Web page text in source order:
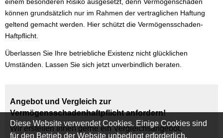
einem besonderen Risiko ausgesetzt, denn Vermögenschäden
können grundsätzlich nur im Rahmen der vertraglichen Haftung
geltend gemacht werden. Hier schützt die Vermögensschaden-
Haftpﬂicht.
Überlassen Sie Ihre betriebliche Existenz nicht glücklichen
Umständen. Lassen Sie sich jetzt unverbindlich beraten.
Angebot und Vergleich zur
Vermögensschadenhaftpflicht anfordern!
Wir erstellen Ihnen gerne ein Vergleichsangebot.
Diese Website verwendet Cookies. Einige Cookies sind
für den Betrieb der Website unbedingt erforderlich.